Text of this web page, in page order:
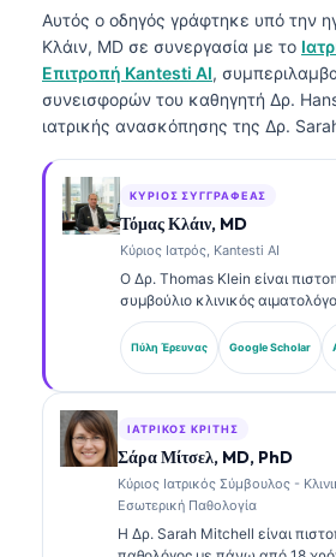
Αυτός ο οδηγός γράφτηκε υπό την
Κλάιν, MD σε συνεργασία με το
Επιτροπή Kantesti AI,
συνεισφορών του καθηγητή Δρ.
ιατρικής ανασκόπησης της Δρ.
ΚΎΡΙΟΣ ΣΥΓΓΡΑΦΈΑΣ
Τόμας Κλάιν, MD
Κύριος Ιατρός, Kantesti AI
Ο Δρ. Thomas Klein είναι
συμβούλιο κλινικός
πάνω από 15 χρόνια
ιατρική και στην ανάλυση
υποβοήθηση AI. Ως Chief
δικτύου. Ο Δρ. Klein έχει
σχετικά με την ερμηνεία
εργαστηριακή διάγνωση σε
ιατρικής.
Πύλη Έρευνας Google Scholar
ΙΑΤΡΙΚΌΣ ΚΡΙΤΉΣ
Σάρα Μίτσελ, MD, PhD
Κύριος Ιατρικός Σύμβουλος -
Εσωτερική Παθολογία
Η Δρ. Sarah Mitchell είναι